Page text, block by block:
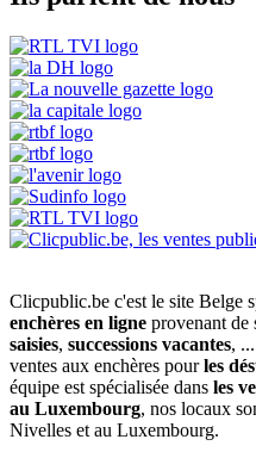
Clicpublic.be c'est le site Belge
enchères en ligne provenant de
saisies, successions vacantes,
ventes aux enchères pourles
équipe est spécialisée dans les
au Luxembourg, nos locaux
Nivelles et au Luxembourg.